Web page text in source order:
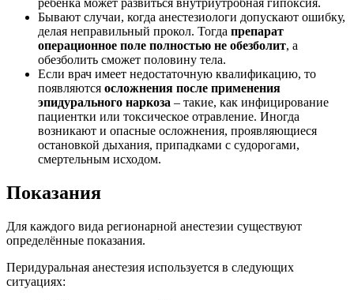
Бывают случаи, когда анестезиологи допускают ошибку,
делая неправильный прокол. Тогда препарат
операционное поле полностью не обезболит, а
обезболить сможет половину тела.
Если врач имеет недостаточную квалификацию, то
появляются осложнения после применения
эпидурального наркоза – такие, как инфицирование
пациентки или токсическое отравление. Иногда
возникают и опасные осложнения, проявляющиеся
остановкой дыхания, припадками с судорогами,
смертельным исходом.
Показания
Для каждого вида регионарной анестезии существуют
определённые показания.
Перидуральная анестезия используется в следующих
ситуациях: